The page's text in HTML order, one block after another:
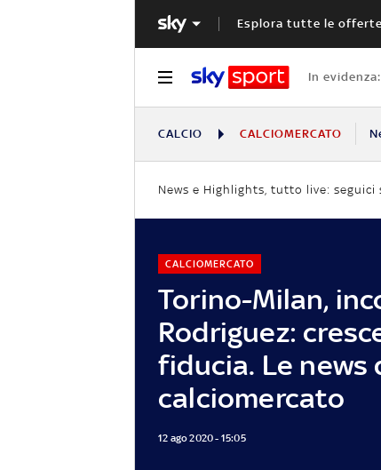
Esplora tutte le
In evidenza:
CALCIO CALCIOMERCATO
News e Highlights, tutto live: seguici
Torino-Milan,
Rodriguez:
fiducia. Le news
calciomercato
CALCIOMERCATO
12 ago 2020 - 15:05